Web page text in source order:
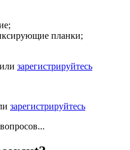
планки;
или зарегистрируйтесь
зарегистрируйтесь